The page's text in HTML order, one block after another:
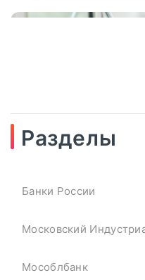
Рубль
Юаня На
Разделы
Банки России
Московский
Мособлбанк